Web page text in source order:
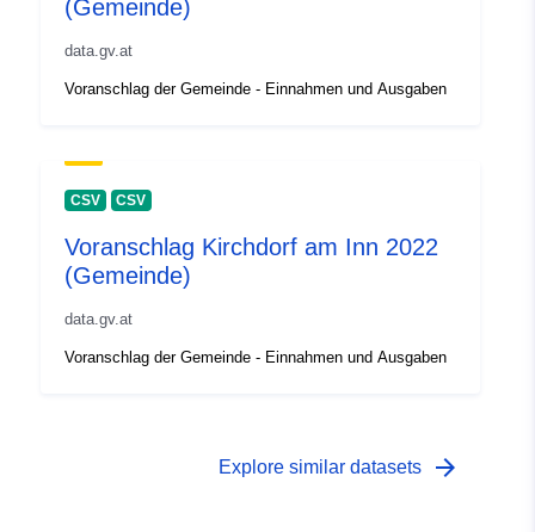
(Gemeinde)
data.gv.at
Voranschlag der Gemeinde - Einnahmen und Ausgaben
CSV CSV
Voranschlag Kirchdorf am Inn 2022
(Gemeinde)
data.gv.at
Voranschlag der Gemeinde - Einnahmen und Ausgaben
Explore similar datasets arrow_forward